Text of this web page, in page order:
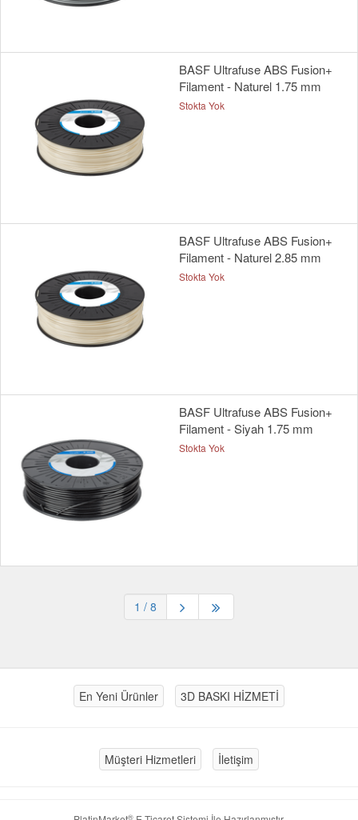
BASF Ultrafuse ABS Fusion+
Filament - Naturel 1.75 mm
Stokta Yok
BASF Ultrafuse ABS Fusion+
Filament - Naturel 2.85 mm
Stokta Yok
BASF Ultrafuse ABS Fusion+
Filament - Siyah 1.75 mm
Stokta Yok
1 / 8
En Yeni Ürünler 3D BASKI HİZMETİ
Müşteri Hizmetleri İletişim
®